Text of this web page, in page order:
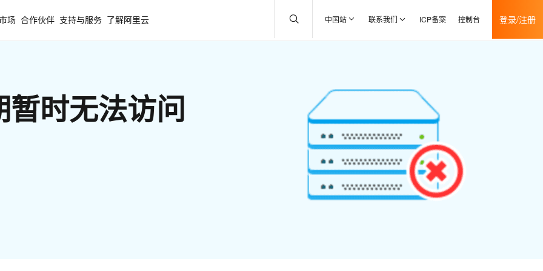
场 合作伙伴 支持与服务 了解阿里云 中国站 联系我们 ICP备案 控制台 登录/注册
时无法访问